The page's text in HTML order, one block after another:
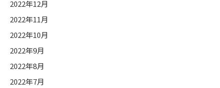
2022年12月
2022年11月
2022年10月
2022年9月
2022年8月
2022年7月